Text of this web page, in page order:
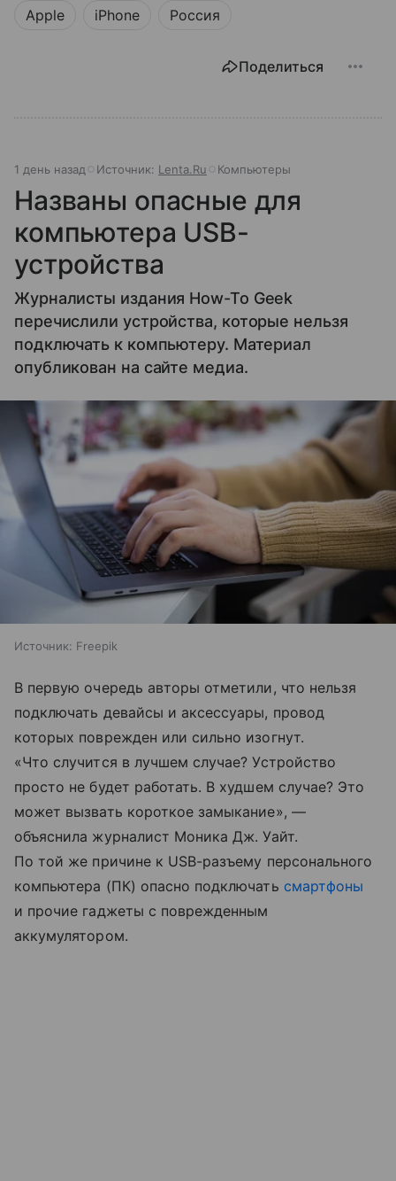
Apple iPhone Россия
Поделиться
1 день назад Источник: Lenta.Ru Компьютеры
Названы опасные для
компьютера USB-
устройства
Журналисты издания How-To Geek
перечислили устройства, которые нельзя
подключать к компьютеру. Материал
опубликован на сайте медиа.
Источник: Freepik
В первую очередь авторы отметили, что нельзя
подключать девайсы и аксессуары, провод
которых поврежден или сильно изогнут.
«Что случится в лучшем случае? Устройство
просто не будет работать. В худшем случае? Это
может вызвать короткое замыкание», —
объяснила журналист Моника Дж. Уайт.
По той же причине к USB-разъему персонального
компьютера (ПК) опасно подключать смартфоны
и прочие гаджеты с поврежденным
аккумулятором.